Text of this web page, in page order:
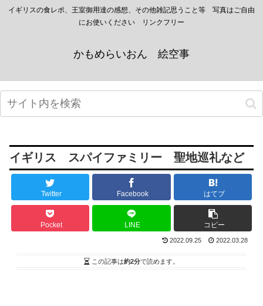
イギリスの食レポ、王室御用達の感想、その他雑記思うこと等 写真はご自由
にお使いください リンクフリー
かもめらいおん 絵空事
イギリス スパイファミリー 聖地巡礼など
Twitter Facebook はてブ
Pocket LINE コピー
2022.09.25 2022.03.28
この記事は約2分で読めます。